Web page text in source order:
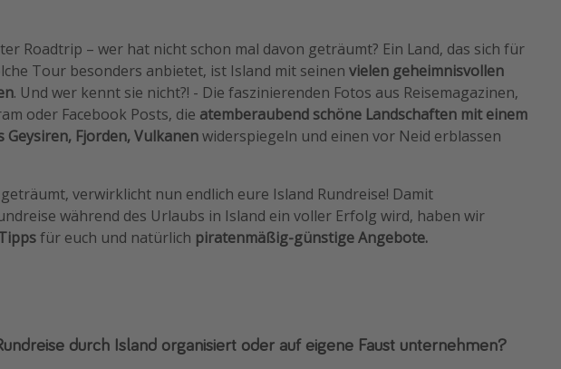
Roadtrip – wer hat nicht schon mal davon geträumt? Ein Land, das sich für
Tour besonders anbietet, ist Island mit seinen vielen geheimnisvollen
. Und wer kennt sie nicht?! - Die faszinierenden Fotos aus Reisemagazinen,
oder Facebook Posts, die atemberaubend schöne Landschaften mit einem
Geysiren, Fjorden, Vulkanenwiderspiegeln und einen vor Neid erblassen
verwirklicht nun endlich eure Island Rundreise! Damit
während des Urlaubs in Island ein voller Erfolg wird, haben wir
für euch und natürlich piratenmäßig-günstige Angebote.
durch Island organisiert oder auf eigene Faust unternehmen?